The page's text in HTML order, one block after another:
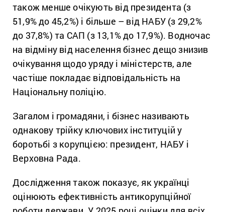
також менше очікують від президента (з
51,9% до 45,2%) і більше – від НАБУ (з 29,2%
до 37,8%) та САП (з 13,1% до 17,9%). Водночас
на відміну від населення бізнес дещо знизив
очікування щодо уряду і міністерств, але
частіше покладає відповідальність на
Національну поліцію.
Загалом і громадяни, і бізнес називають
однакову трійку ключових інституцій у
боротьбі з корупцією: президент, НАБУ і
Верховна Рада.
Дослідження також показує, як українці
оцінюють ефективність антикорупційної